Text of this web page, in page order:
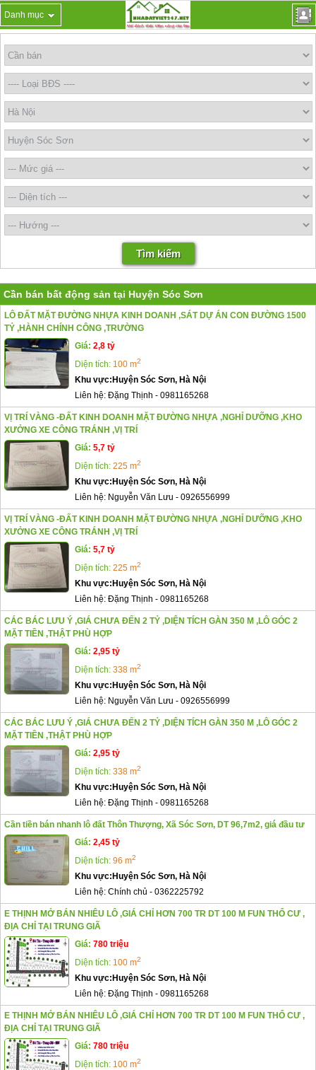
Danh mục
Cần bán bất động sản tại Huyện Sóc Sơn
LÔ ĐẤT MẶT ĐƯỜNG NHỰA KINH DOANH ,SÁT DỰ ÁN CON ĐƯỜNG 1500
TỶ ,HÀNH CHÍNH CÔNG ,TRƯỜNG
Giá: 2,8 tỷ
Diện tích: 100 m2
Khu vực: Huyện Sóc Sơn, Hà Nội
Liên hệ: Đặng Thịnh - 0981165268
VỊ TRÍ VÀNG -ĐẤT KINH DOANH MẶT ĐƯỜNG NHỰA ,NGHỈ DƯỠNG ,KHO
XƯỞNG XE CÔNG TRÁNH ,VỊ TRÍ
Giá: 5,7 tỷ
Diện tích: 225 m2
Khu vực: Huyện Sóc Sơn, Hà Nội
Liên hệ: Nguyễn Văn Lưu - 0926556999
VỊ TRÍ VÀNG -ĐẤT KINH DOANH MẶT ĐƯỜNG NHỰA ,NGHỈ DƯỠNG ,KHO
XƯỞNG XE CÔNG TRÁNH ,VỊ TRÍ
Giá: 5,7 tỷ
Diện tích: 225 m2
Khu vực: Huyện Sóc Sơn, Hà Nội
Liên hệ: Đặng Thịnh - 0981165268
CÁC BÁC LƯU Ý ,GIÁ CHƯA ĐẾN 2 TỶ ,DIỆN TÍCH GÀN 350 M ,LÔ GÓC 2
MẶT TIỀN ,THẬT PHÙ HỢP
Giá: 2,95 tỷ
Diện tích: 338 m2
Khu vực: Huyện Sóc Sơn, Hà Nội
Liên hệ: Nguyễn Văn Lưu - 0926556999
CÁC BÁC LƯU Ý ,GIÁ CHƯA ĐẾN 2 TỶ ,DIỆN TÍCH GÀN 350 M ,LÔ GÓC 2
MẶT TIỀN ,THẬT PHÙ HỢP
Giá: 2,95 tỷ
Diện tích: 338 m2
Khu vực: Huyện Sóc Sơn, Hà Nội
Liên hệ: Đặng Thịnh - 0981165268
Cần tiền bán nhanh lô đất Thôn Thượng, Xã Sóc Sơn, DT 96,7m2, giá đầu tư
Giá: 2,45 tỷ
Diện tích: 96 m2
Khu vực: Huyện Sóc Sơn, Hà Nội
Liên hệ: Chính chủ - 0362225792
E THỊNH MỞ BÁN NHIÊU LÔ ,GIÁ CHỈ HƠN 700 TR DT 100 M FUN THỔ CƯ ,
ĐỊA CHỈ TẠI TRUNG GIÃ
Giá: 780 triệu
Diện tích: 100 m2
Khu vực: Huyện Sóc Sơn, Hà Nội
Liên hệ: Đặng Thịnh - 0981165268
E THỊNH MỞ BÁN NHIÊU LÔ ,GIÁ CHỈ HƠN 700 TR DT 100 M FUN THỔ CƯ ,
ĐỊA CHỈ TẠI TRUNG GIÃ
Giá: 780 triệu
Diện tích: 100 m2